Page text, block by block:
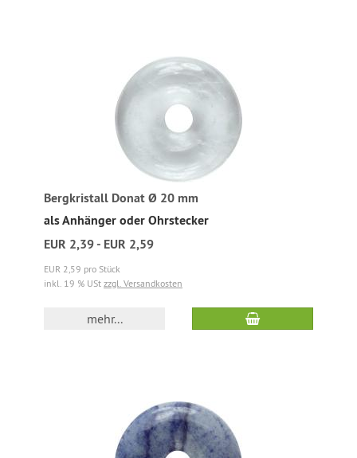
Bergkristall Donat Ø 20 mm
als Anhänger oder Ohrstecker
EUR 2,39 - EUR 2,59
EUR 2,59 pro Stück
inkl. 19 % USt zzgl. Versandkosten
mehr...